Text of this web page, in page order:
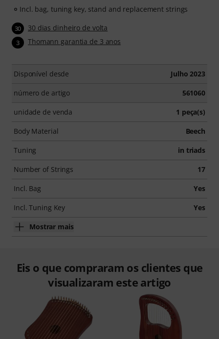
Incl. bag, tuning key, stand and replacement strings
30 30 dias dinheiro de volta
3 Thomann garantia de 3 anos
Disponível desde Julho 2023
número de artigo 561060
unidade de venda 1 peça(s)
Body Material Beech
Tuning in triads
Number of Strings 17
Incl. Bag Yes
Incl. Tuning Key Yes
Mostrar mais
Eis o que compraram os clientes que
visualizaram este artigo